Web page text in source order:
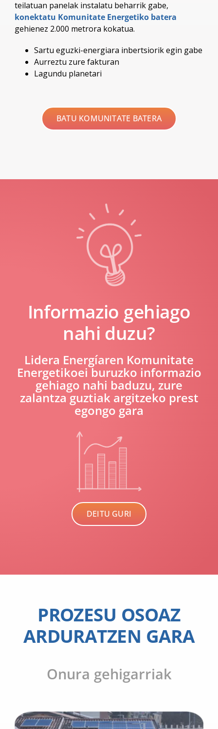
teilatuan panelak instalatu beharrik gabe,
konektatu Komunitate Energetiko batera
gehienez 2.000 metrora kokatua.
Sartu eguzki-energiara inbertsiorik egin gabe
Aurreztu zure fakturan
Lagundu planetari
BATU KOMUNITATE BATERA
Informazio gehiago
nahi duzu?
Lidera Energíaren Komunitate
Energetikoei buruzko informazio
gehiago nahi baduzu, zure
zalantza guztiak argitzeko prest
egongo gara
DEITU GURI
PROZESU OSOAZ
ARDURATZEN GARA
Onura gehigarriak